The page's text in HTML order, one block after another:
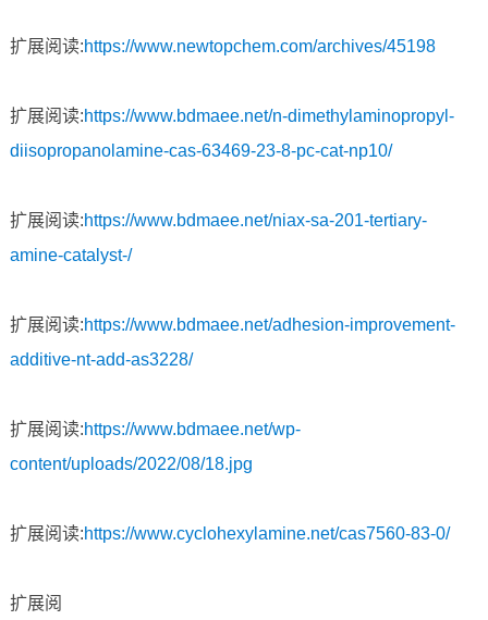
扩展阅读:https://www.newtopchem.com/archives/45198
扩展阅读:https://www.bdmaee.net/n-dimethylaminopropyl-
diisopropanolamine-cas-63469-23-8-pc-cat-np10/
扩展阅读:https://www.bdmaee.net/niax-sa-201-tertiary-
amine-catalyst-/
扩展阅读:https://www.bdmaee.net/adhesion-improvement-
additive-nt-add-as3228/
扩展阅读:https://www.bdmaee.net/wp-
content/uploads/2022/08/18.jpg
扩展阅读:https://www.cyclohexylamine.net/cas7560-83-0/
扩展阅